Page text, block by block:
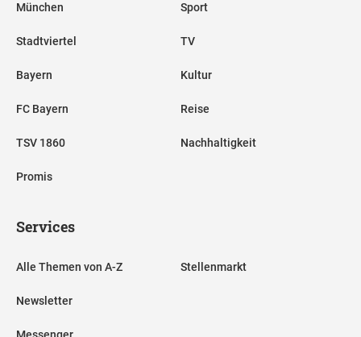
München
Stadtviertel
Bayern
FC Bayern
TSV 1860
Promis
Sport
TV
Kultur
Reise
Nachhaltigkeit
Services
Alle Themen von A-Z
Newsletter
Stellenmarkt